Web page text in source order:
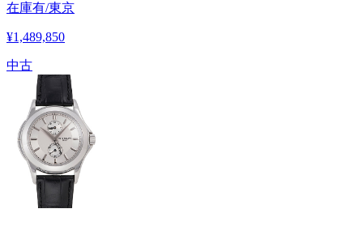
在庫有/東京
¥1,489,850
中古